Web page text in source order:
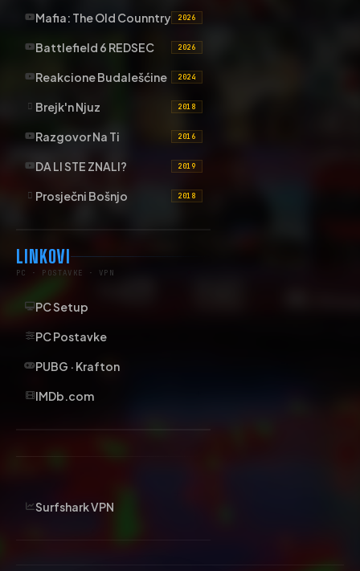
Mafia: The Old Counntry 2026
Battlefield 6 REDSEC 2026
Reakcione Budalešćine 2024
Brejk'n Njuz 2018
Razgovor Na Ti 2016
DA LI STE ZNALI? 2019
Prosječni Bošnjo 2018
LINKOVI
PC · POSTAVKE · VPN
PC Setup
PC Postavke
PUBG · Krafton
IMDb.com
Surfshark VPN